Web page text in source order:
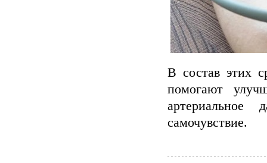
В состав этих
помогают
самочувствие.